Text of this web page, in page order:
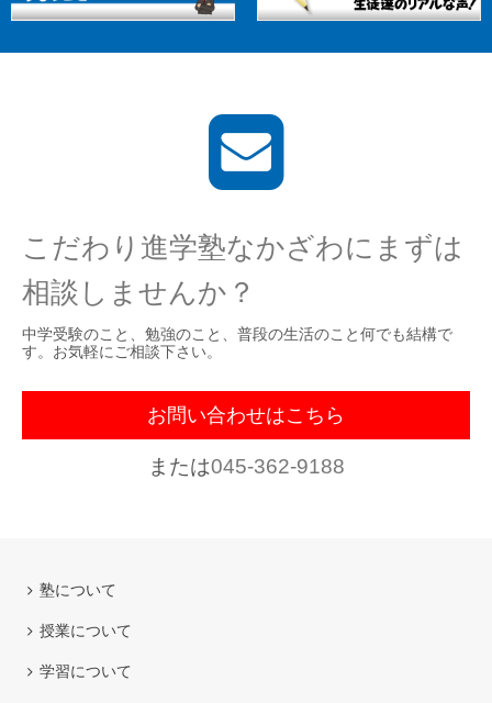
こだわり進学塾なかざわにまずは
相談しませんか？
中学受験のこと、勉強のこと、普段の生活のこと何でも結構で
す。お気軽にご相談下さい。
お問い合わせはこちら
または045-362-9188
塾について
授業について
学習について